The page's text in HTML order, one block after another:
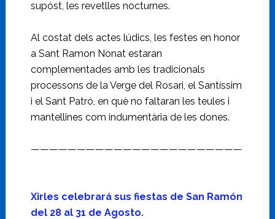
supòst, les revetlles nocturnes.
Al costat dels actes lúdics, les festes en honor
a Sant Ramon Nonat estaran
complementades amb les tradicionals
processons de la Verge del Rosari, el Santíssim
i el Sant Patró, en què no faltaran les teules i
mantellines com indumentària de les dones.
———————————————————————
Xirles celebrará sus fiestas de San Ramón
del 28 al 31 de Agosto.